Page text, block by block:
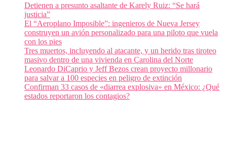
Detienen a presunto asaltante de Karely Ruiz: “Se hará
justicia”
El “Aeroplano Imposible”: ingenieros de Nueva Jersey
construyen un avión personalizado para una piloto que vuela
con los pies
Tres muertos, incluyendo al atacante, y un herido tras tiroteo
masivo dentro de una vivienda en Carolina del Norte
Leonardo DiCaprio y Jeff Bezos crean proyecto millonario
para salvar a 100 especies en peligro de extinción
Confirman 33 casos de «diarrea explosiva» en México: ¿Qué
estados reportaron los contagios?